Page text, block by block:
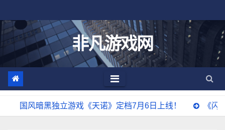
至
非凡游戏网
立游戏《天诺》定档7月6日上线！ 《闪之轨迹：北方战